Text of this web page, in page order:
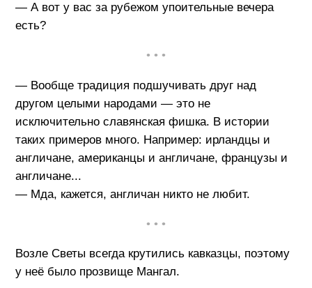
— А вот у вас за рубежом упоительные вечера
есть?
• • •
— Вообще традиция подшучивать друг над
другом целыми народами — это не
исключительно славянская фишка. В истории
таких примеров много. Например: ирландцы и
англичане, американцы и англичане, французы и
англичане...
— Мда, кажется, англичан никто не любит.
• • •
Возле Светы всегда крутились кавказцы, поэтому
у неё было прозвище Мангал.